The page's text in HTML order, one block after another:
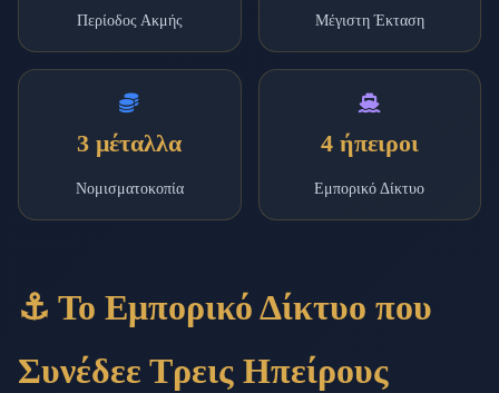
Περίοδος Ακμής Μέγιστη Έκταση
3 μέταλλα
Νομισματοκοπία
4 ήπειροι
Εμπορικό Δίκτυο
⚓ Το Εμπορικό Δίκτυο που
Συνέδεε Τρεις Ηπείρους